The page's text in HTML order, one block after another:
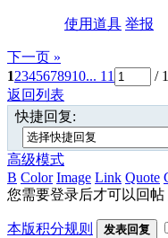
使用道具 举报
下一页 »
12345678910... 11 /
返回列表
快捷回复:
高级模式
B Color Image Link Quote
您需要登录后才可以回帖
本版积分规则 发表回复